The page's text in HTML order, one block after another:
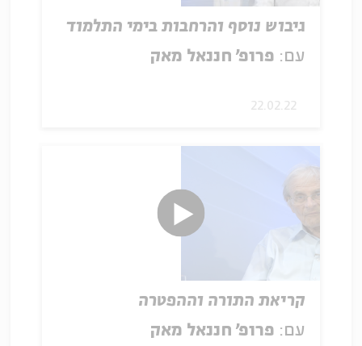
גיבוש נוסף והרחבות בימי התלמוד
עם: פרופ' חננאל מאק
22.02.22
קריאת התורה וההפטרה
עם: פרופ' חננאל מאק